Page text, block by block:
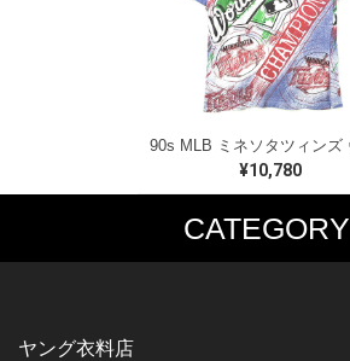
¥10,780
CATEGORY
MUSIC TEE
HARDCORE / PUNK
T-SHIRTS
ヤング衣料店